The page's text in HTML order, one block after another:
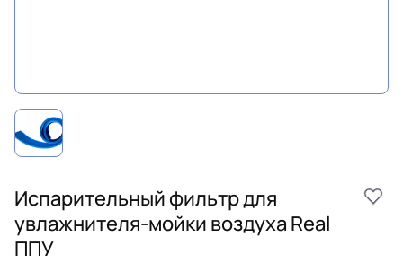
Испарительный фильтр для
увлажнителя-мойки воздуха Real
ППУ